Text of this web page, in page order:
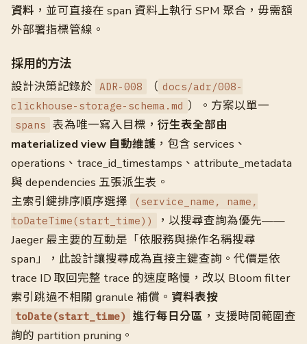
資料 ，並可直接在 span 資料上執行 SPM 聚合，毋需額
外部署指標管線。
採用的方法
設計決策記錄於 ADR-008 （ docs/adr/008-
clickhouse-storage-schema.md ）。方案以單一
spans 表為唯一寫入目標， 衍生表全部由
materialized view 自動維護 ，包含 services、
operations、trace_id_timestamps、attribute_metadata
與 dependencies 五張派生表。
主索引鍵排序順序選擇
(service_name, name,
toDateTime(start_time))
，以搜尋查詢為優先——
Jaeger 最主要的互動是「依服務與操作名稱搜尋
span」，此設計讓搜尋成為直接主鍵查詢。代價是依
trace ID 取回完整 trace 的速度略慢，改以 Bloom filter
索引跳過不相關 granule 補償。 資料表按
toDate(start_time) 進行每日分區 ，支援時間範圍查
詢的 partition pruning。